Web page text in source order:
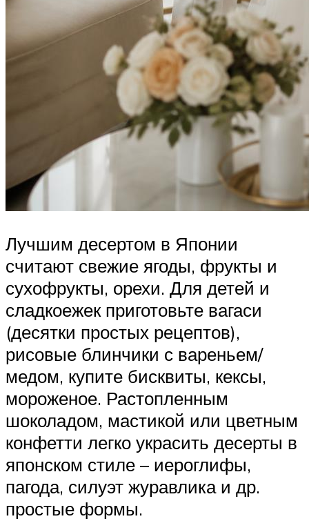
Лучшим десертом в Японии
считают свежие ягоды, фрукты и
сухофрукты, орехи. Для детей и
сладкоежек приготовьте вагаси
(десятки простых рецептов),
рисовые блинчики с вареньем/
медом, купите бисквиты, кексы,
мороженое. Растопленным
шоколадом, мастикой или цветным
конфетти легко украсить десерты в
японском стиле – иероглифы,
пагода, силуэт журавлика и др.
простые формы.